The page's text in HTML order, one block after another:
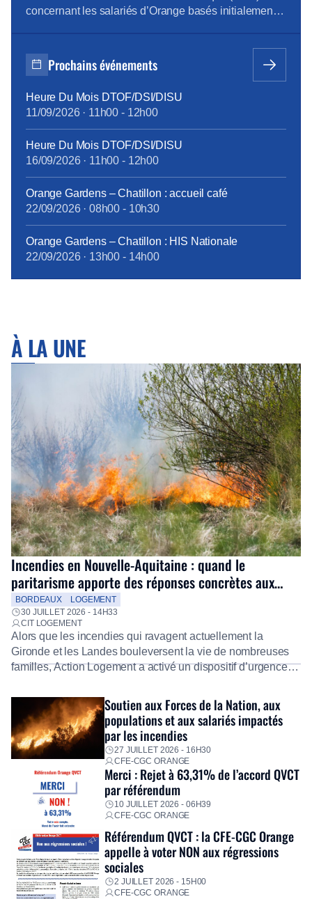
concernant les salariés d’Orange basés initialement
donc de reloger les 1092 salariés concernés dans
divers sites, dont une bonne partie sur le périmètre
Prochains événements
Heure Du Mois DTOF/DSI/DISU
11/09/2026· 11h00 - 12h00
Heure Du Mois DTOF/DSI/DISU
16/09/2026· 11h00 - 12h00
Orange Gardens – Chatillon : accueil café
22/09/2026· 08h00 - 10h30
Orange Gardens – Chatillon : HIS Nationale
22/09/2026· 13h00 - 14h00
À LA UNE
Incendies en Nouvelle-Aquitaine : quand le
paritarisme apporte des réponses concrètes aux
salariés
BORDEAUX
LOGEMENT
30 JUILLET 2026 - 14H33
CIT LOGEMENT
Alors que les incendies qui ravagent actuellement la
Gironde et les Landes bouleversent la vie de nombreuses
familles, Action Logement a activé un dispositif d’urgence
Fidèle à sa mission d’utilité sociale, le Groupe mobilise
immédiatement ses équipes afin de proposer un diagnostic
personnalisé, des aides financières pour faire face aux
premières dépenses, […]
Soutien aux Forces de la Nation, aux
populations et aux salariés impactés
par les incendies
27 JUILLET 2026 - 16H30
CFE-CGC ORANGE
Merci : Rejet à 63,31% de l’accord QVCT
par référendum
10 JUILLET 2026 - 06H39
CFE-CGC ORANGE
Référendum QVCT : la CFE-CGC Orange
appelle à voter NON aux régressions
sociales
2 JUILLET 2026 - 15H00
CFE-CGC ORANGE